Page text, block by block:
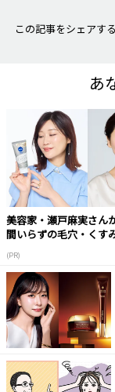
この記事をシェアする
あ
美容家・瀬戸麻実さん
間いらずの毛穴・くす
(PR)